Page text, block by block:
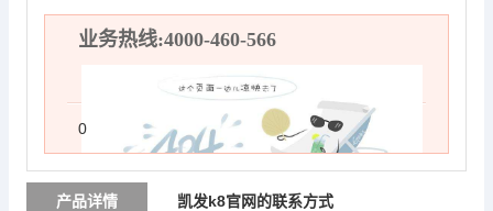
业务热线:4000-460-566
0
产品详情 凯发k8官网的联系方式